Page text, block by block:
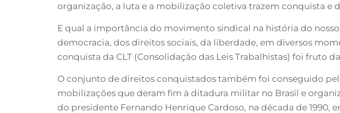
organização, a luta e a mobilização coletiva trazem conquista e
E qual a importância do movimento sindical na história do
democracia, dos direitos sociais, da liberdade, em diversos
conquista da CLT (Consolidação das Leis Trabalhistas) foi fruto
O conjunto de direitos conquistados também foi conseguido
mobilizações que deram fim à ditadura militar no Brasil e
do presidente Fernando Henrique Cardoso, na década de